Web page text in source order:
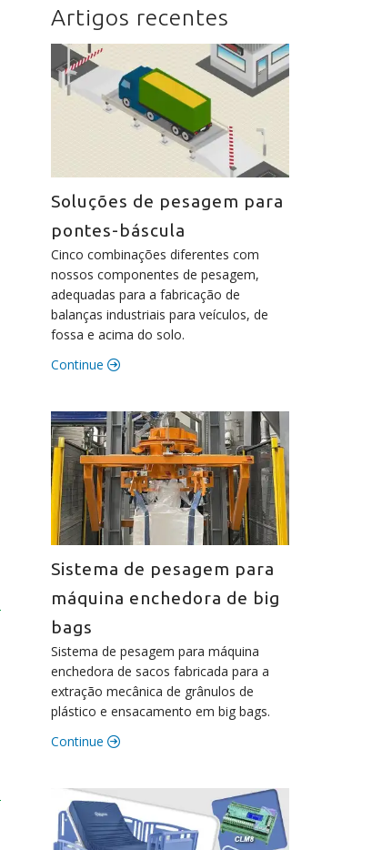
Artigos recentes
Soluções de pesagem para
pontes-báscula
Cinco combinações diferentes com
nossos componentes de pesagem,
adequadas para a fabricação de
balanças industriais para veículos, de
fossa e acima do solo.
Continue
Sistema de pesagem para
máquina enchedora de big
bags
Sistema de pesagem para máquina
enchedora de sacos fabricada para a
extração mecânica de grânulos de
plástico e ensacamento em big bags.
Continue